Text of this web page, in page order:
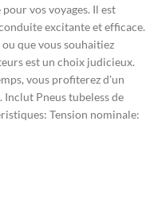
vos voyages. Il est
excitante et efficace.
que vous souhaitiez
est un choix judicieux.
vous profiterez d'un
Pneus tubeless de
Tension nominale: